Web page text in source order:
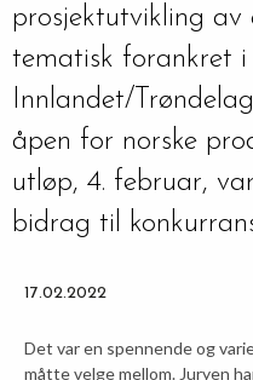
prosjektutvikling av
tematisk forankret i
Innlandet/
åpen for norske
utløp, 4. februar,
bidrag til
17.02.2022
Det var en spennende og
måtte velge mellom. Juryen